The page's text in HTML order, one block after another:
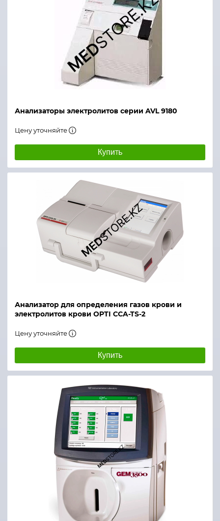
Анализаторы электролитов серии AVL 9180
Цену уточняйте
Купить
Анализатор для определения газов крови и
электролитов крови OPTI CCA-TS-2
Цену уточняйте
Купить